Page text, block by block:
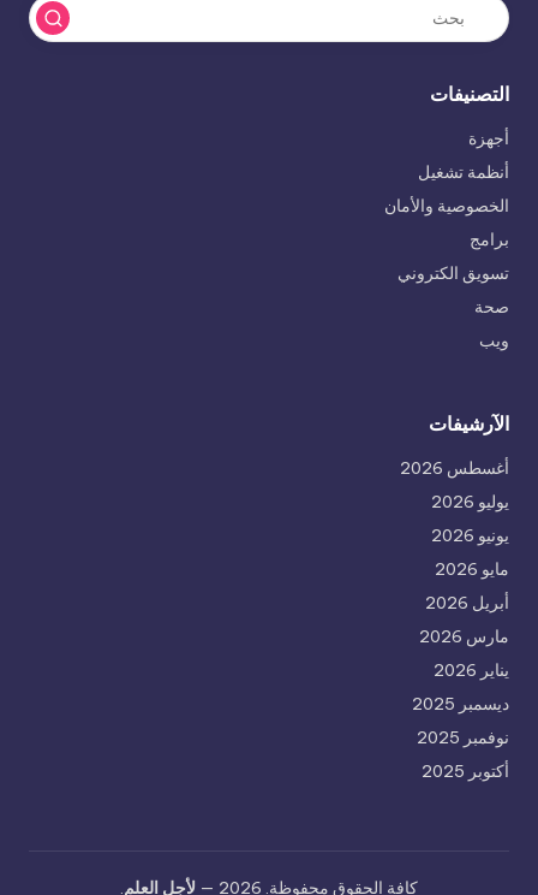
التصنيفات
أجهزة
أنظمة تشغيل
الخصوصية والأمان
برامج
تسويق الكتروني
صحة
ويب
الآرشيفات
أغسطس 2026
يوليو 2026
يونيو 2026
مايو 2026
أبريل 2026
مارس 2026
يناير 2026
ديسمبر 2025
نوفمبر 2025
أكتوبر 2025
كافة الحقوق محفوظة. 2026 — لأجل العلم.